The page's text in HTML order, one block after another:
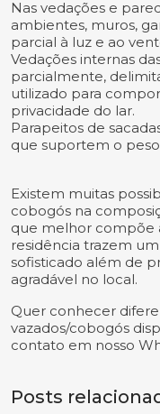
Nas vedações e
ambientes, muros,
parcial à luz e ao
Vedações internas
parcialmente,
utilizado para
privacidade do lar.
Parapeitos de
que suportem o
Existem muitas
cobogós na
que melhor compõe
residência trazem
sofisticado além de
agradável no local.
Quer conhecer
vazados/cobogós
contato em nosso
Posts